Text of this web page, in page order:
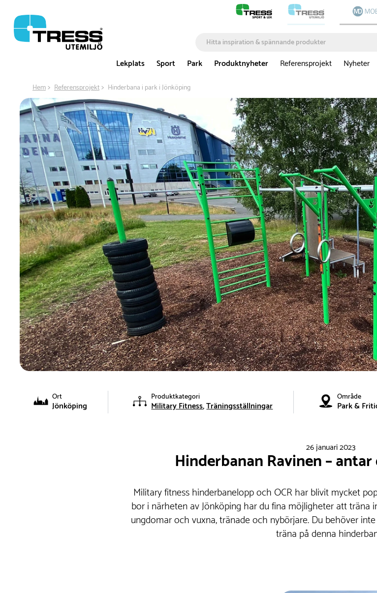
Lekplats
Sport Park Produktnyheter Referensprojekt Nyheter
Hem Referensprojekt Hinderbana i park i Jönköping
Ort
Jönköping
Produktkategori
Military Fitness Träningsställningar
Område
Park &
26 januari 2023
Hinderbanan Ravinen –
Military fitness hinderbanelopp och OCR har blivit mycket
bor i närheten av Jönköping har du fina möjligheter att träna
ungdomar och vuxna, tränade och nybörjare. Du behöver
träna på denna